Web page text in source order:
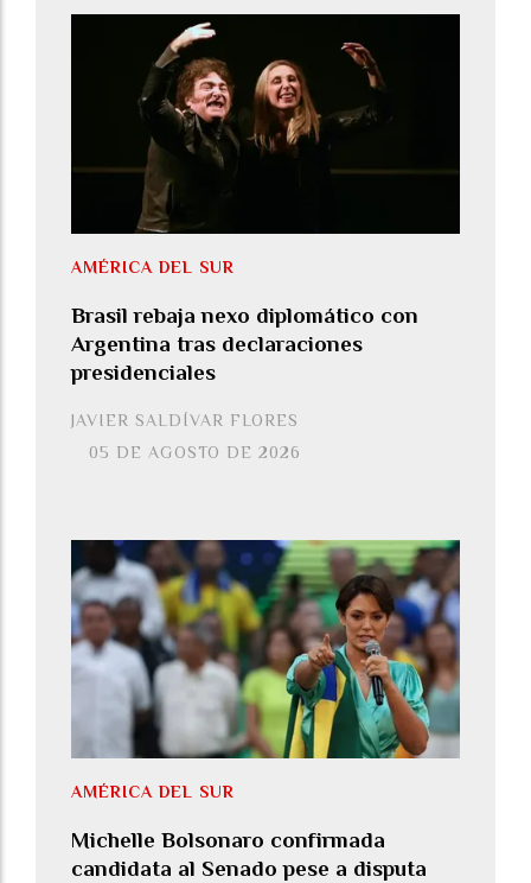
Brasil rebaja nexo diplomático con
Argentina tras declaraciones
presidenciales
JAVIER SALDÍVAR FLORES
AMÉRICA DEL SUR
05 DE AGOSTO DE 2026
Michelle Bolsonaro confirmada
candidata al Senado pese a disputa
AMÉRICA DEL SUR